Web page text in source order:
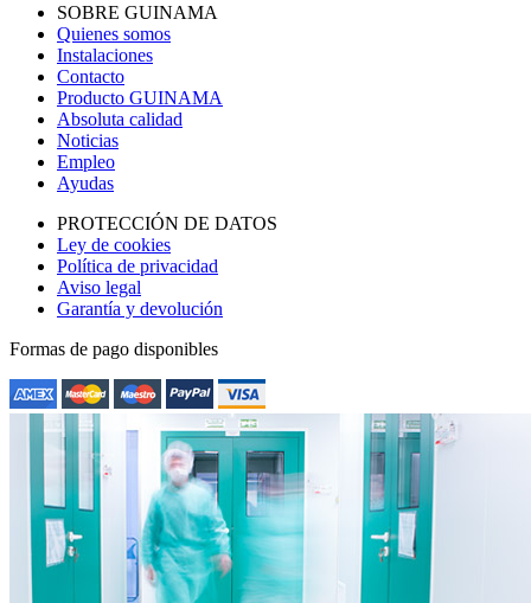
SOBRE GUINAMA
Quienes somos
Instalaciones
Contacto
Producto GUINAMA
Absoluta calidad
Noticias
Empleo
Ayudas
PROTECCIÓN DE DATOS
Ley de cookies
Política de privacidad
Aviso legal
Garantía y devolución
Formas de pago disponibles